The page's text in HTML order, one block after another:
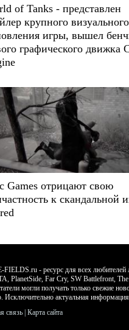
of Tanks - представлен
крупного визуального
игры, вышел
графического движка
Games отрицают свою
к скандальной
FIELDS.ru - ресурс для всех любителей
PlanetSide, Far Cry, SW Battlefront,
могли получать только свежие
Исключительно актуальная
связь Карта сайта